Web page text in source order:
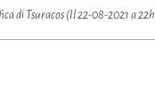
di Tsuracos (Il 22-08-2021 a